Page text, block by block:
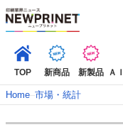
TOP 新商品 新製品 Ａ
Home–市場・統計